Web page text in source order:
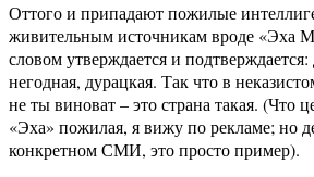
Оттого и припадают пожилые
живительным источникам вроде «Эха
словом утверждается и подтверждается:
негодная, дурацкая. Так что в
не ты виноват – это страна такая. (Что
«Эха» пожилая, я вижу по рекламе; но
конкретном СМИ, это просто пример).